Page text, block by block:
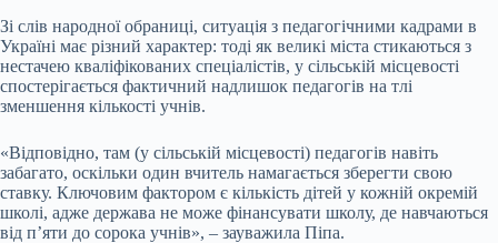
Зі слів народної обраниці, ситуація з педагогічними кадрами в
Україні має різний характер: тоді як великі міста стикаються з
нестачею кваліфікованих спеціалістів, у сільській місцевості
спостерігається фактичний надлишок педагогів на тлі
зменшення кількості учнів.
«Відповідно, там (у сільській місцевості) педагогів навіть
забагато, оскільки один вчитель намагається зберегти свою
ставку. Ключовим фактором є кількість дітей у кожній окремій
школі, адже держава не може фінансувати школу, де навчаються
від п’яти до сорока учнів», – зауважила Піпа.